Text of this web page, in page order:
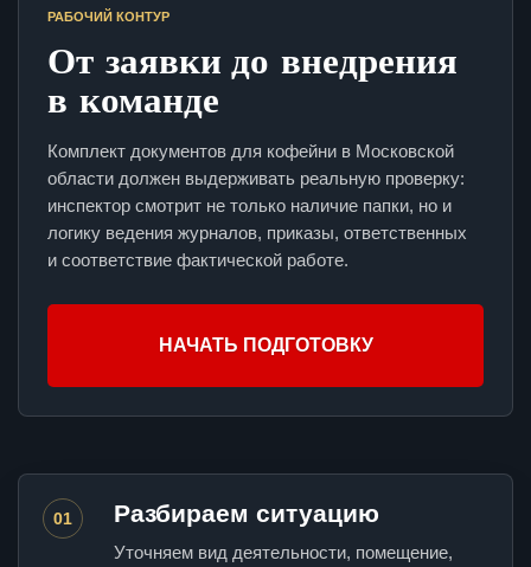
РАБОЧИЙ КОНТУР
От заявки до внедрения
в команде
Комплект документов для кофейни в Московской
области должен выдерживать реальную проверку:
инспектор смотрит не только наличие папки, но и
логику ведения журналов, приказы, ответственных
и соответствие фактической работе.
НАЧАТЬ ПОДГОТОВКУ
01 Разбираем ситуацию
Уточняем вид деятельности, помещение,